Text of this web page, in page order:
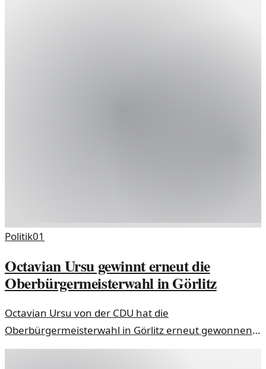
Politik01
Octavian Ursu gewinnt erneut die
Oberbürgermeisterwahl in Görlitz
Octavian Ursu von der CDU hat die
Oberbürgermeisterwahl in Görlitz erneut gewonnen.
Seine Wiederwahl sichert Kontinuität in der